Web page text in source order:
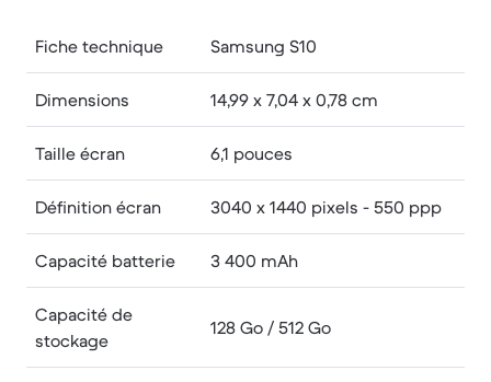
Fiche technique Samsung S10
Dimensions 14,99 x 7,04 x 0,78 cm
Taille écran 6,1 pouces
Définition écran 3040 x 1440 pixels - 550 ppp
Capacité batterie 3 400 mAh
Capacité de
stockage
128 Go / 512 Go